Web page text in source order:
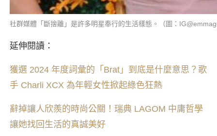
社群媒體「斷捨離」是許多明星奉行的生活樣態。（圖：
延伸閱讀：
獲選 2024 年度詞彙的「Brat」到底是什麼意思？歌
手 Charli XCX 為年輕女性掀起綠色狂熱
辭掉讓人欣羨的時尚公關！瑞典 LAGOM 中庸哲學
讓她找回生活的真誠美好